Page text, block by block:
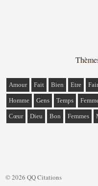
Amour Fait Bien Etre
Homme Gens Temps
Cœur Dieu Bon Femmes
© 2026 QQ Citations